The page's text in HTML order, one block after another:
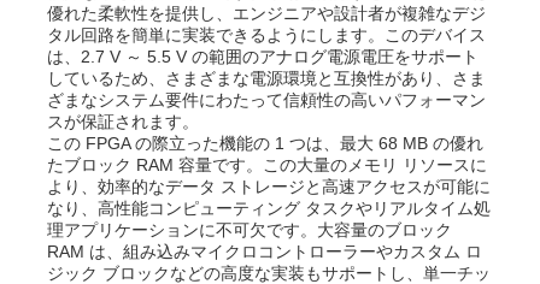
優れた柔軟性を提供し、エンジニアや設計者が複雑なデジ
タル回路を簡単に実装できるようにします。このデバイス
は、2.7 V ～ 5.5 V の範囲のアナログ電源電圧をサポート
しているため、さまざまな電源環境と互換性があり、さま
ざまなシステム要件にわたって信頼性の高いパフォーマン
スが保証されます。
この FPGA の際立った機能の 1 つは、最大 68 MB の優れ
たブロック RAM 容量です。この大量のメモリ リソースに
より、効率的なデータ ストレージと高速アクセスが可能に
なり、高性能コンピューティング タスクやリアルタイム処
理アプリケーションに不可欠です。大容量のブロック
RAM は、組み込みマイクロコントローラーやカスタム ロ
ジック ブロックなどの高度な実装もサポートし、単一チッ